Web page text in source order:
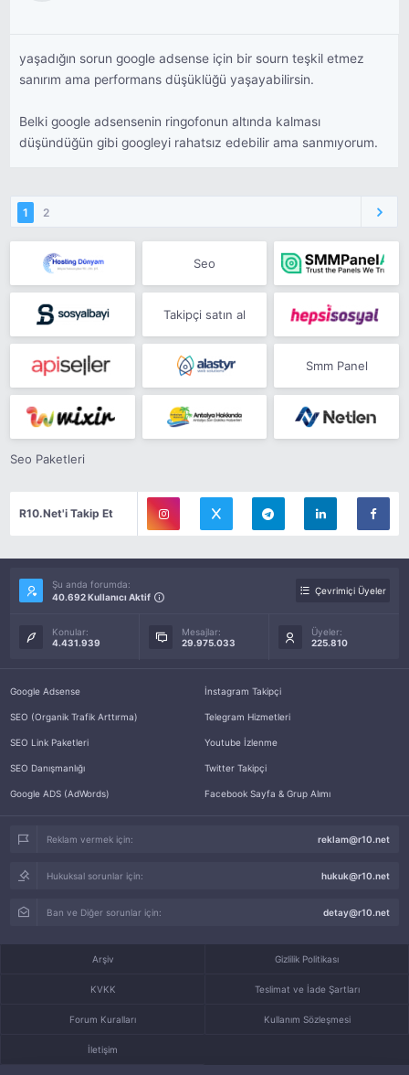
yaşadığın sorun google adsense için bir sourn teşkil etmez
sanırım ama performans düşüklüğü yaşayabilirsin.
Belki google adsensenin ringofonun altında kalması
düşündüğün gibi googleyi rahatsız edebilir ama sanmıyorum.
1 2
Seo
Takipçi satın al
Smm Panel
Seo Paketleri
R10.Net'i Takip Et
Şu anda forumda:
40.692 Kullanıcı Aktif
Çevrimiçi Üyeler
Konular:
4.431.939
Mesajlar:
29.975.033
Üyeler:
225.810
Google Adsense
SEO (Organik Trafik Arttırma)
SEO Link Paketleri
SEO Danışmanlığı
Google ADS (AdWords)
İnstagram Takipçi
Telegram Hizmetleri
Youtube İzlenme
Twitter Takipçi
Facebook Sayfa & Grup Alımı
Reklam vermek için: reklam@r10.net
Hukuksal sorunlar için: hukuk@r10.net
Ban ve Diğer sorunlar için: detay@r10.net
Arşiv Gizlilik Politikası
KVKK Teslimat ve İade Şartları
Forum Kuralları Kullanım Sözleşmesi
İletişim